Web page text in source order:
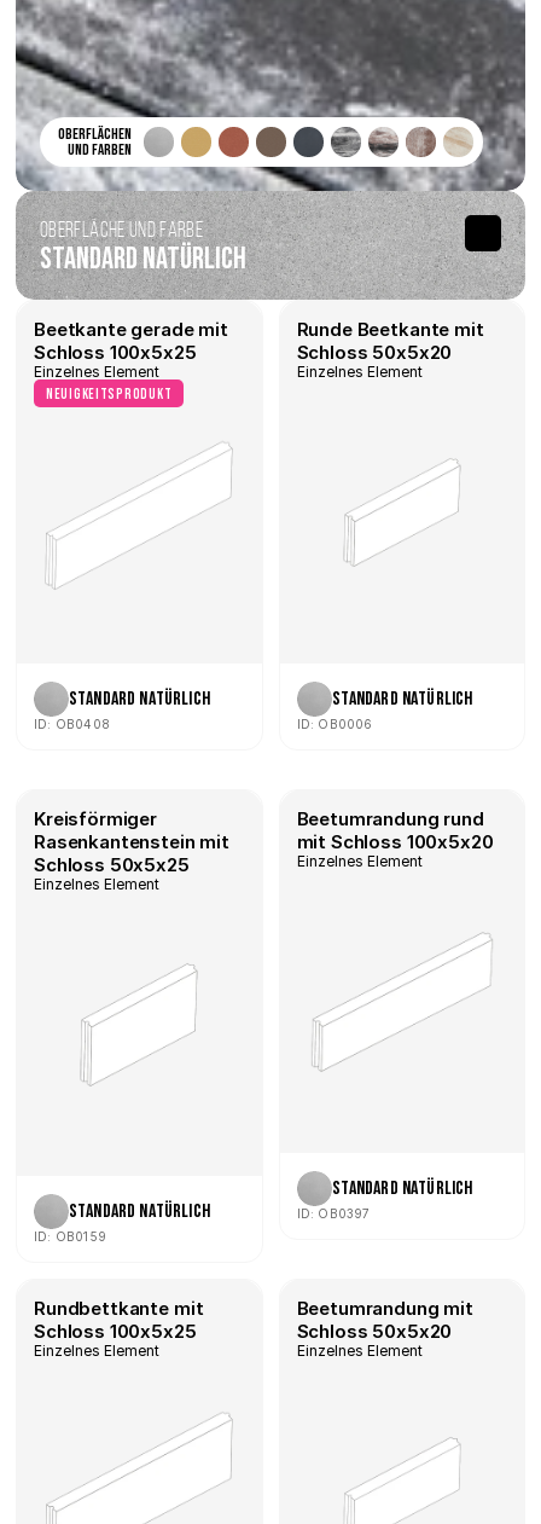
Oberflächen
und Farben
Oberfläche und Farbe
Standard Natürlich
Beetkante gerade mit
Schloss 100x5x25
Einzelnes Element
Neuigkeitsprodukt
Standard Natürlich
ID: OB0408
Runde Beetkante mit
Schloss 50x5x20
Einzelnes Element
Standard Natürlich
ID: OB0006
Kreisförmiger
Rasenkantenstein mit
Schloss 50x5x25
Einzelnes Element
Standard Natürlich
ID: OB0159
Beetumrandung rund
mit Schloss 100x5x20
Einzelnes Element
Standard Natürlich
ID: OB0397
Rundbettkante mit
Schloss 100x5x25
Einzelnes Element
Beetumrandung mit
Schloss 50x5x20
Einzelnes Element